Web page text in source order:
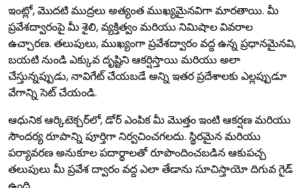
ఇంట్లో, మొదటి ముద్రలు అత్యంత ముఖ్యమైనవిగా మారతాయి. మీ
ప్రవేశద్వారంపై మీ శైలి, వ్యక్తిత్వం మరియు నిమిషాల వివరాల
ఉచ్చారణ. తలుపులు, ముఖ్యంగా ప్రవేశద్వారం వద్ద ఉన్న ప్రధానమైనవి,
బయటి నుండి ఎక్కువ దృష్టిని ఆకర్షిస్తాయి మరియు అలా
చేస్తున్నప్పుడు, నావిగేట్ చేయబడే అన్ని ఇతర ప్రదేశాలకు ఎల్లప్పుడూ
వేగాన్ని సెట్ చేయండి.
ఆధునిక ఆర్కిటెక్చర్‌లో, డోర్ ఎంపిక మీ మొత్తం ఇంటి ఆకర్షణ మరియు
సౌందర్య రూపాన్ని పూర్తిగా నిర్వచించగలదు. స్థిరమైన మరియు
పర్యావరణ అనుకూల పదార్థాలతో రూపొందించబడిన ఆకుపచ్చ
తలుపులు మీ ప్రవేశ ద్వారం వద్ద ఎలా తేడాను సూచిస్తాయో దిగువ గైడ్